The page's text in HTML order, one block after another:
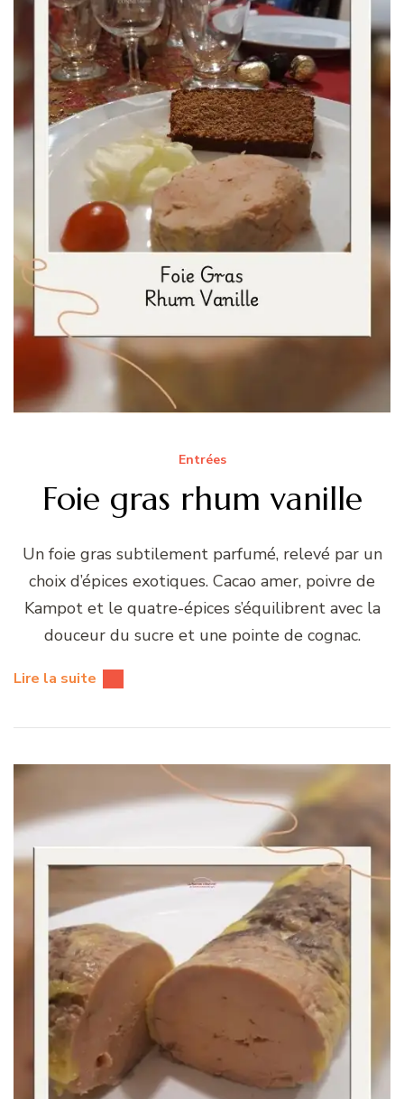
Entrées
Foie gras rhum vanille
Un foie gras subtilement parfumé, relevé par un
choix d’épices exotiques. Cacao amer, poivre de
Kampot et le quatre-épices s’équilibrent avec la
douceur du sucre et une pointe de cognac.
Lire la suite